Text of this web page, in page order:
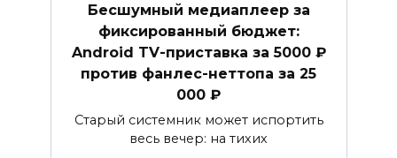
Бесшумный медиаплеер за
фиксированный бюджет:
Android TV-приставка за 5000 ₽
против фанлес-неттопа за 25
000 ₽
Старый системник может испортить
весь вечер: на тихих